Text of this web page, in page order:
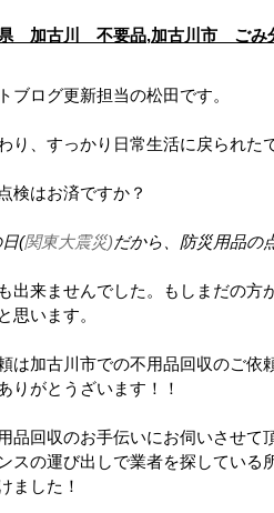
加古川 不要品,加古川市 ごみ
ブログ更新担当の松田です。
り、すっかり日常生活に戻られた
検はお済ですか？
(関東大震災)だから、防災用品の
出来ませんでした。もしまだの
思います。
は加古川市での不用品回収のご依
りがとうざいます！！
品回収のお手伝いにお伺いさせて
スの運び出しで業者を探してい
ました！